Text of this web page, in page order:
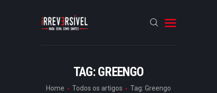
TAG: GREENGO
Home Todos os artigos Tag: Greengo
CRÓNICAS